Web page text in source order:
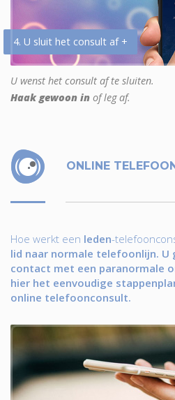
4. U sluit het consult af +
U wenst het consult af te sluiten.
Haak gewoon in of leg af.
ONLINE
Hoe werkt een leden-
lid naar normale telefoonlijn. U
contact met een paranormale
hier het eenvoudige
online telefoonconsult.